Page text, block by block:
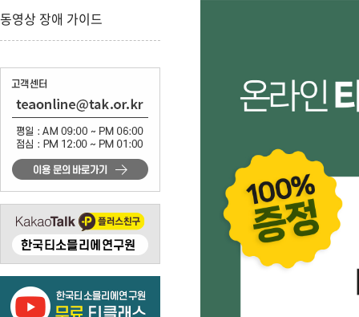
동영상 장애 가이드